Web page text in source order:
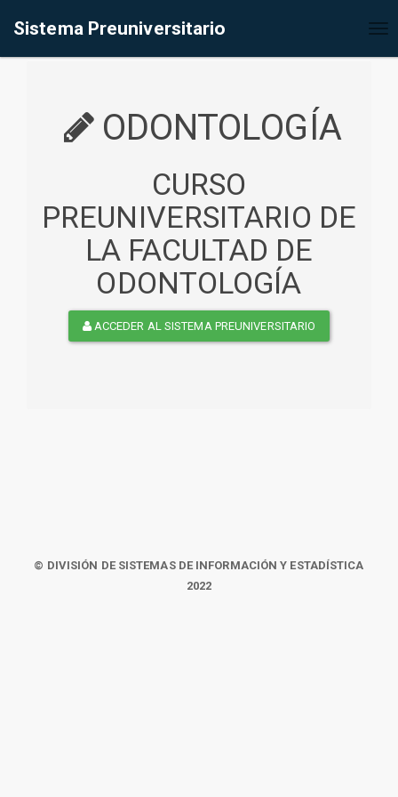
Sistema Preuniversitario
ODONTOLOGÍA
CURSO
PREUNIVERSITARIO DE
LA FACULTAD DE
ODONTOLOGÍA
ACCEDER AL SISTEMA PREUNIVERSITARIO
© DIVISIÓN DE SISTEMAS DE INFORMACIÓN Y ESTADÍSTICA
2022